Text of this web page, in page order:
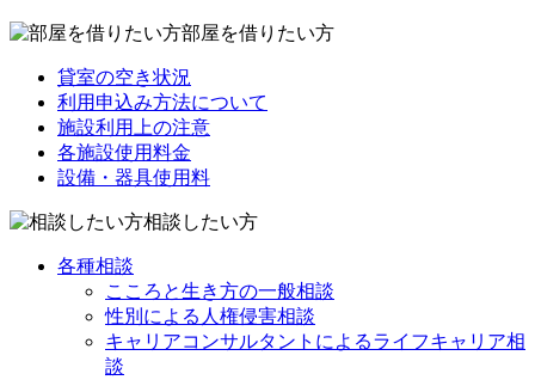
部屋を借りたい方
貸室の空き状況
利用申込み方法について
施設利用上の注意
各施設使用料金
設備・器具使用料
相談したい方
各種相談
こころと生き方の一般相談
性別による人権侵害相談
キャリアコンサルタントによるライフキャリア相
談